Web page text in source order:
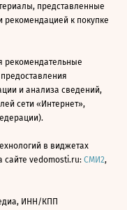
представленные
рекомендацией к покупке
рекомендательные
и анализа сведений,
сети «Интернет»,
в виджетах
vedomosti.ru: СМИ2,
ИНН/КПП